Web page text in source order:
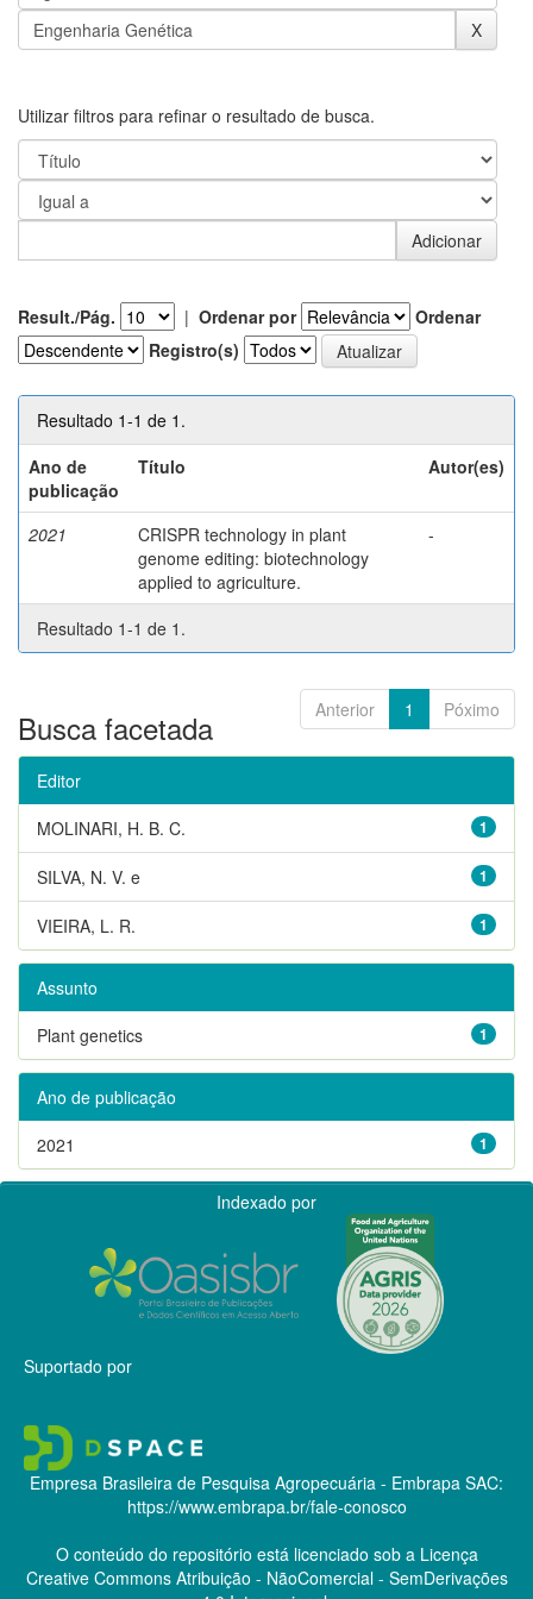
Utilizar filtros para refinar o resultado de busca.
Result./Pág. | Ordenar por
Ordenar
Registro(s)
Resultado 1-1 de 1.
Ano de
publicação
Título Autor(es)
2021
CRISPR technology in plant
genome editing: biotechnology
applied to agriculture.
-
Resultado 1-1 de 1.
Anterior 1 Póximo
Busca facetada
Editor
1
MOLINARI, H. B. C.
1
SILVA, N. V. e
1
VIEIRA, L. R.
Assunto
1
Plant genetics
Ano de publicação
1
2021
Indexado por
Suportado por
Empresa Brasileira de Pesquisa Agropecuária - Embrapa SAC:
https://www.embrapa.br/fale-conosco
O conteúdo do repositório está licenciado sob a Licença
Creative CommonsAtribuição - NãoComercial - SemDerivações